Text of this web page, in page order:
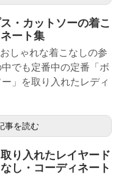
・カットソーの着こ
ート集
しゃれな着こなしの参
でも定番中の定番「ボ
」を取り入れたレディ
事を読む
り入れたレイヤード
し・コーディネート